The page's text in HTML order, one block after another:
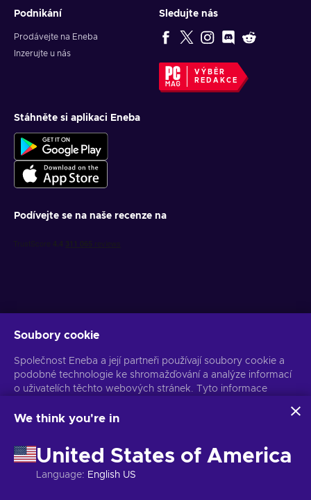
Podnikání
Prodávejte na Eneba
Inzerujte u nás
Sledujte nás
VÝBĚR
REDAKCE
Stáhněte si aplikaci Eneba
Podívejte se na naše recenze na
Získejte personalizované nabídky her
Předplatit
Z odběru se můžete kdykoli odhlásit. Více informací naleznete v
Soubory cookie
Společnost Eneba a její partneři používají soubory cookie a
podobné technologie ke shromažďování a analýze informací
o uživatelích těchto webových stránek. Tyto informace
stránkách. Vaše osobní údaje mohou být také použity k
Kliknutím na tlačítko „Přijmout vše“ souhlasíte s používáním
těchto technologií společností Eneba a jejími partnery. Svůj
souhlas můžete upravit kliknutím na tlačítko „Přizpůsobit“.
We think you're in
United States of America
Language: English US